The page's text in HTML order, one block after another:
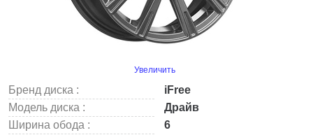
Увеличить
Бренд диска :
iFree
Модель диска :
Драйв
Ширина обода :
6